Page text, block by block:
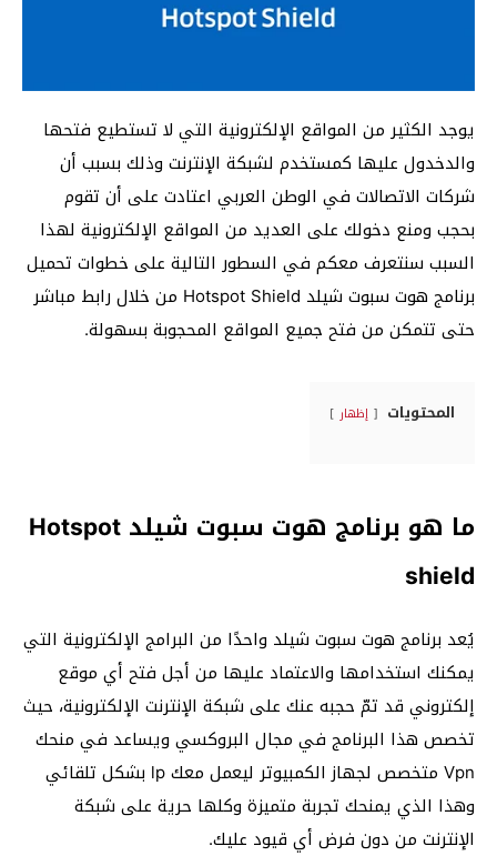
يوجد الكثير من المواقع الإلكترونية التي لا تستطيع فتحها
والدخدول عليها كمستخدم لشبكة الإنترنت وذلك بسبب أن
شركات الاتصالات في الوطن العربي اعتادت على أن تقوم
بحجب ومنع دخولك على العديد من المواقع الإلكترونية لهذا
السبب سنتعرف معكم في السطور التالية على خطوات تحميل
برنامج هوت سبوت شيلد Hotspot Shield من خلال رابط مباشر
حتى تتمكن من فتح جميع المواقع المحجوبة بسهولة.
المحتويات إظهار
ما هو برنامج هوت سبوت شيلد Hotspot
shield
يُعد برنامج هوت سبوت شيلد واحدًا من البرامج الإلكترونية التي
يمكنك استخدامها والاعتماد عليها من أجل فتح أي موقع
إلكتروني قد تمّ حجبه عنك على شبكة الإنترنت الإلكترونية، حيث
تخصص هذا البرنامج في مجال البروكسي ويساعد في منحك
Vpn متخصص لجهاز الكمبيوتر ليعمل معك lp بشكل تلقائي
وهذا الذي يمنحك تجربة متميزة وكلها حرية على شبكة
الإنترنت من دون فرض أي قيود عليك.